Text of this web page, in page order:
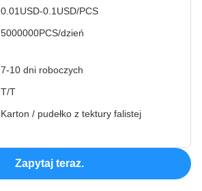
0.01USD-0.1USD/PCS
5000000PCS/dzień
7-10 dni roboczych
T/T
Karton / pudełko z tektury falistej
Zapytaj teraz.